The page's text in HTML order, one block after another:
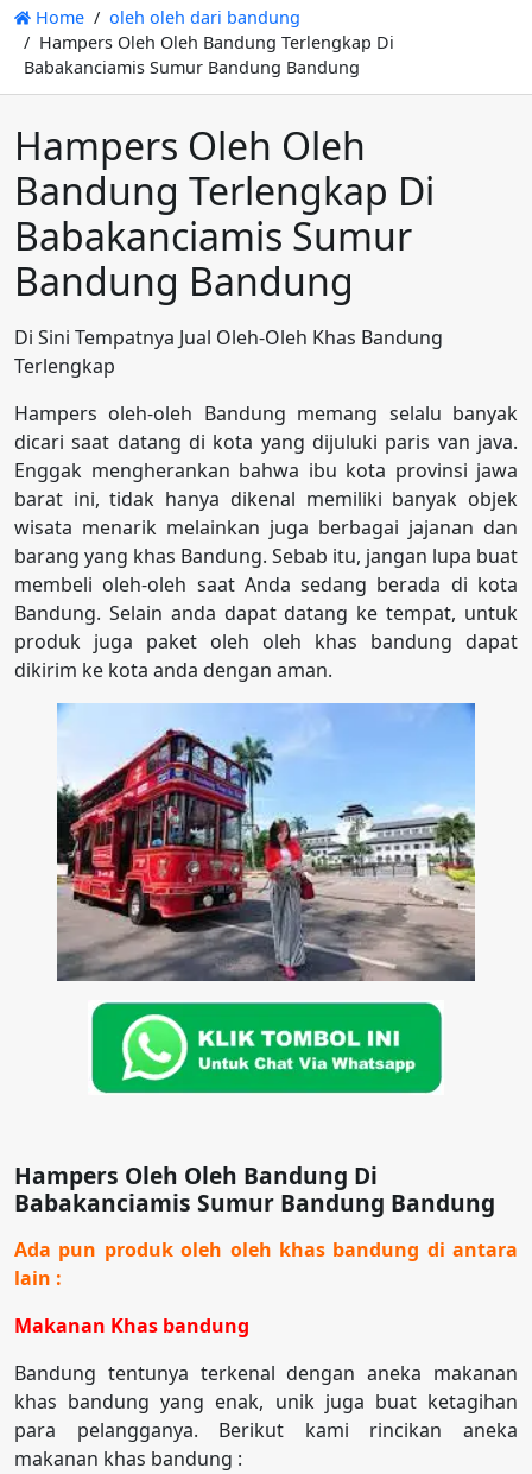
Home
oleh oleh dari bandung
Hampers Oleh Oleh Bandung Terlengkap Di
Babakanciamis Sumur Bandung Bandung
Hampers Oleh Oleh
Bandung Terlengkap Di
Babakanciamis Sumur
Bandung Bandung
Di Sini Tempatnya Jual Oleh-Oleh Khas Bandung
Terlengkap
Hampers oleh-oleh Bandung memang selalu banyak
dicari saat datang di kota yang dijuluki paris van java.
Enggak mengherankan bahwa ibu kota provinsi jawa
barat ini, tidak hanya dikenal memiliki banyak objek
wisata menarik melainkan juga berbagai jajanan dan
barang yang khas Bandung. Sebab itu, jangan lupa buat
membeli oleh-oleh saat Anda sedang berada di kota
Bandung. Selain anda dapat datang ke tempat, untuk
produk juga paket oleh oleh khas bandung dapat
dikirim ke kota anda dengan aman.
Hampers Oleh Oleh Bandung Di
Babakanciamis Sumur Bandung Bandung
Ada pun produk oleh oleh khas bandung di antara
lain :
Makanan Khas bandung
Bandung tentunya terkenal dengan aneka makanan
khas bandung yang enak, unik juga buat ketagihan
para pelangganya. Berikut kami rincikan aneka
makanan khas bandung :